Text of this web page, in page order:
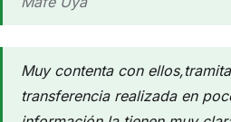
Muy contenta con
transferencia realizada en